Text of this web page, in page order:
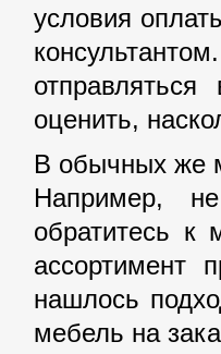
условия
оценить,
В обычных же
Например,
обратитесь к
ассортимент
нашлось
мебель на